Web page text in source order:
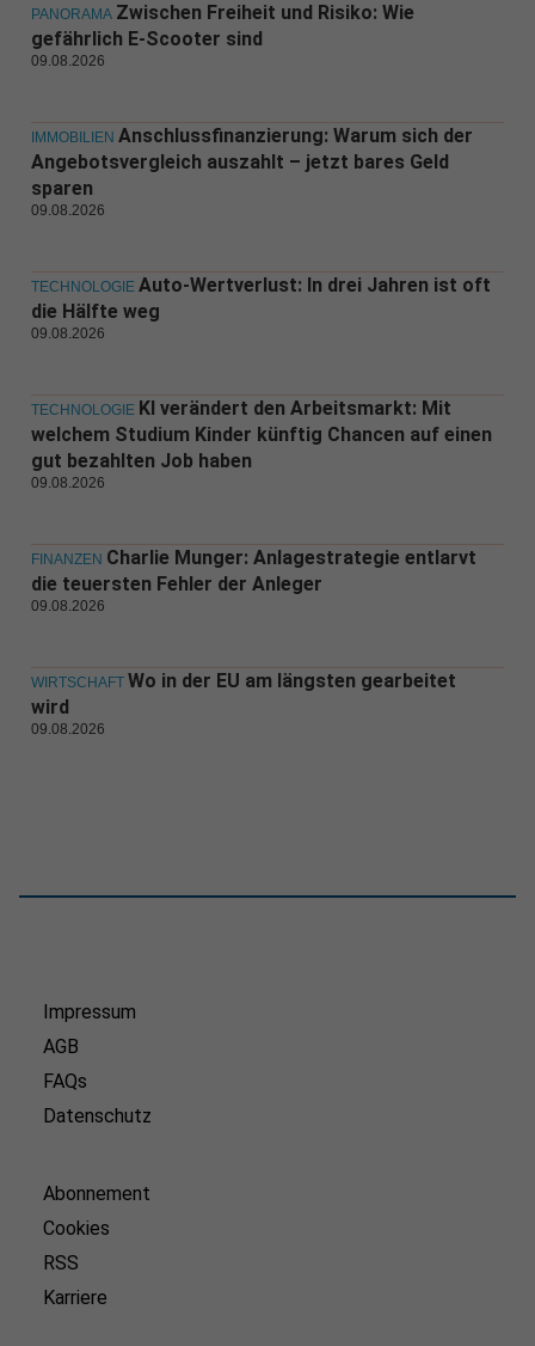
PANORAMA Zwischen Freiheit und Risiko: Wie
gefährlich E-Scooter sind
09.08.2026
IMMOBILIEN Anschlussfinanzierung: Warum sich der
Angebotsvergleich auszahlt – jetzt bares Geld
sparen
09.08.2026
TECHNOLOGIE Auto-Wertverlust: In drei Jahren ist oft
die Hälfte weg
09.08.2026
TECHNOLOGIE KI verändert den Arbeitsmarkt: Mit
welchem Studium Kinder künftig Chancen auf einen
gut bezahlten Job haben
09.08.2026
FINANZEN Charlie Munger: Anlagestrategie entlarvt
die teuersten Fehler der Anleger
09.08.2026
WIRTSCHAFT Wo in der EU am längsten gearbeitet
wird
09.08.2026
Impressum
AGB
FAQs
Datenschutz
Abonnement
Cookies
RSS
Karriere